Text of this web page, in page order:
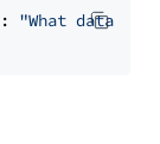
: "What data